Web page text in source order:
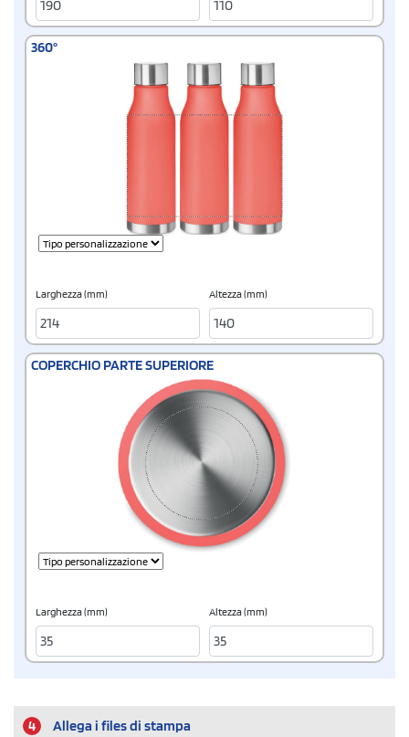
360°
Larghezza (mm) Altezza (mm)
COPERCHIO PARTE SUPERIORE
Larghezza (mm) Altezza (mm)
4 Allega i files di stampa